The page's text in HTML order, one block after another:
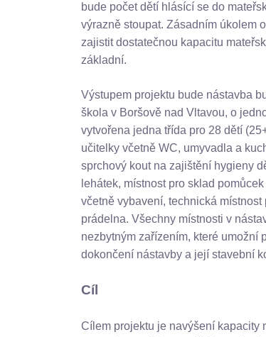
bude počet dětí hlásící se do
výrazně stoupat. Zásadním úkolem
zajistit dostatečnou kapacitu
základní.
Výstupem projektu bude nástavba
škola v Boršově nad Vltavou, o
vytvořena jedna třída pro 28 dětí
učitelky včetně WC, umyvadla a
sprchový kout na zajištění hygieny
lehátek, místnost pro sklad
včetně vybavení, technická
prádelna. Všechny místnosti v
nezbytným zařízením, které umožní
dokončení nástavby a její stavební
Cíl
Cílem projektu je navýšení kapacity